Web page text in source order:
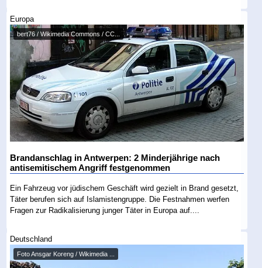
Europa
bert76 / Wikimedia Commons / CC...
Brandanschlag in Antwerpen: 2 Minderjährige nach
antisemitischem Angriff festgenommen
Ein Fahrzeug vor jüdischem Geschäft wird gezielt in Brand gesetzt,
Täter berufen sich auf Islamistengruppe. Die Festnahmen werfen
Fragen zur Radikalisierung junger Täter in Europa auf....
Deutschland
Foto Ansgar Koreng / Wikimedia ...